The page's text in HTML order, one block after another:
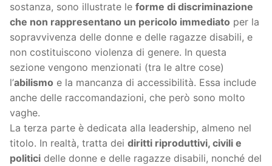
sostanza, sono illustrate le forme di discriminazione
che non rappresentano un pericolo immediato per la
sopravvivenza delle donne e delle ragazze disabili, e
non costituiscono violenza di genere. In questa
sezione vengono menzionati (tra le altre cose)
l’abilismo e la mancanza di accessibilità. Essa include
anche delle raccomandazioni, che però sono molto
vaghe.
La terza parte è dedicata alla leadership, almeno nel
titolo. In realtà, tratta dei diritti riproduttivi, civili e
politici delle donne e delle ragazze disabili, nonché del